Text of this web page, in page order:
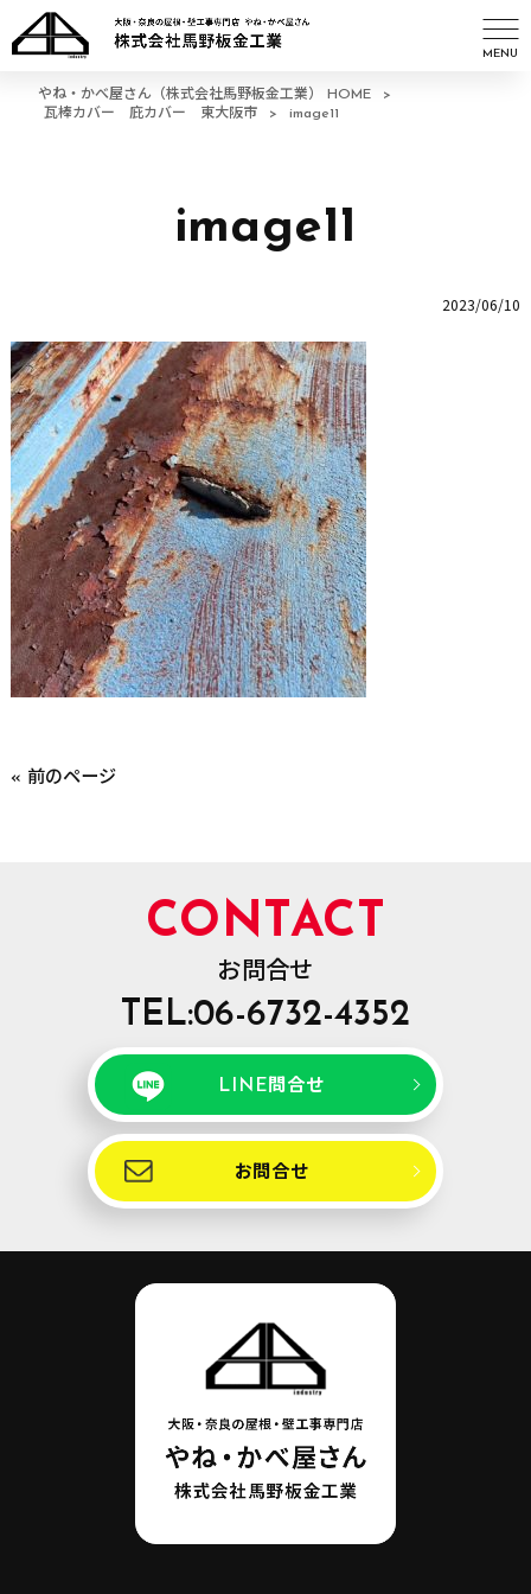
MENU
やね・かべ屋さん（株式会社馬野板金工業） HOME
>
瓦棒カバー 庇カバー 東大阪市
> image11
image11
2023/06/10
« 前のページ
CONTACT
お問合せ
TEL:06-6732-4352
LINE問合せ
お問合せ